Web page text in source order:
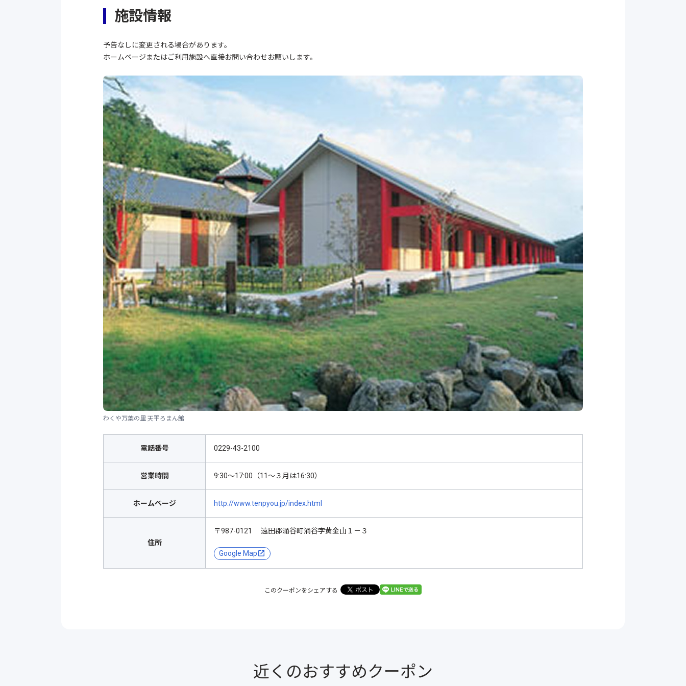
施設情報
予告なしに変更される場合があります。
ホームページまたはご利用施設へ直接お問い合わせお願いします。
わくや万葉の里 天平ろまん館
電話番号 0229-43-2100
営業時間 9:30～17:00（11～３月は16:30）
ホームページ http://www.tenpyou.jp/index.html
住所
〒987-0121 遠田郡涌谷町涌谷字黄金山１－３
Google Map
このクーポンをシェアする
近くのおすすめクーポン